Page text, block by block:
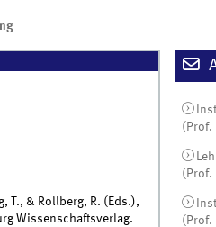
T., & Rollberg, R. (Eds.),
Wissenschaftsverlag.
(Prof.
(Prof.
(Prof.